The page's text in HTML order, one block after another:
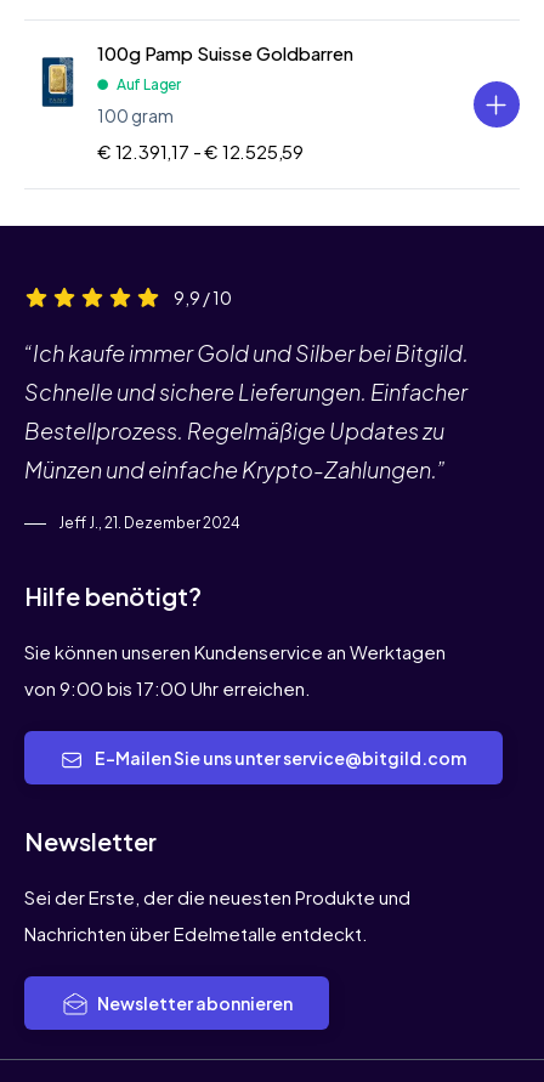
100g Pamp Suisse Goldbarren
Auf Lager
100 gram
€ 12.391,17 -€ 12.525,59
9,9 / 10
“Ich kaufe immer Gold und Silber bei Bitgild.
Schnelle und sichere Lieferungen. Einfacher
Bestellprozess. Regelmäßige Updates zu
Münzen und einfache Krypto-Zahlungen.”
Jeff J., 21. Dezember 2024
Hilfe benötigt?
Sie können unseren Kundenservice an Werktagen
von 9:00 bis 17:00 Uhr erreichen.
E-Mailen Sie uns unter service@bitgild.com
Newsletter
Sei der Erste, der die neuesten Produkte und
Nachrichten über Edelmetalle entdeckt.
Newsletter abonnieren